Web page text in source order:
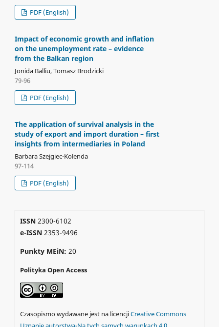
PDF (English)
Impact of economic growth and inflation
on the unemployment rate – evidence
from the Balkan region
Jonida Balliu, Tomasz Brodzicki
79-96
PDF (English)
The application of survival analysis in the
study of export and import duration – first
insights from intermediaries in Poland
Barbara Szejgiec-Kolenda
97-114
PDF (English)
ISSN 2300-6102
e-ISSN 2353-9496
Punkty MEiN: 20
Polityka Open Access
Czasopismo wydawane jest na licencjiCreative Commons